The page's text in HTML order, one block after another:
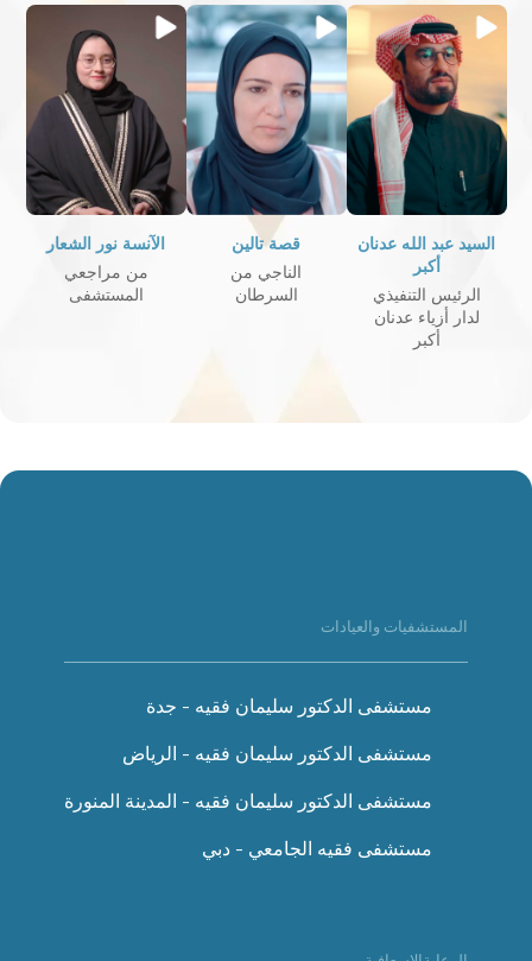
السيد عبد الله عدنان
أكبر
الرئيس التنفيذي
لدار أزياء عدنان
أكبر
قصة تالين
الناجي من
السرطان
الآنسة نور الشعار
من مراجعي
المستشفى
المستشفيات والعيادات
مستشفى الدكتور سليمان فقيه - جدة
مستشفى الدكتور سليمان فقيه - الرياض
مستشفى الدكتور سليمان فقيه - المدينة المنورة
مستشفى فقيه الجامعي - دبي